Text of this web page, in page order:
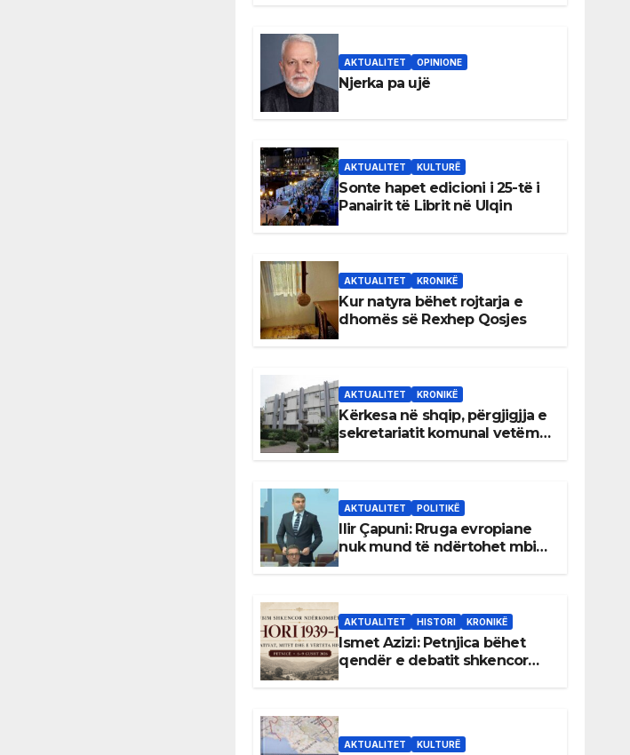
AKTUALITET OPINIONE
Njerka pa ujë
AKTUALITET KULTURË
Sonte hapet edicioni i 25-të i
Panairit të Librit në Ulqin
AKTUALITET KRONIKË
Kur natyra bëhet rojtarja e
dhomës së Rexhep Qosjes
AKTUALITET KRONIKË
Kërkesa në shqip, përgjigjja e
sekretariatit komunal vetëm
AKTUALITET POLITIKË
Ilir Çapuni: Rruga evropiane
nuk mund të ndërtohet mbi
AKTUALITET HISTORI KRONIKË
Ismet Azizi: Petnjica bëhet
qendër e debatit shkencor
AKTUALITET KULTURË